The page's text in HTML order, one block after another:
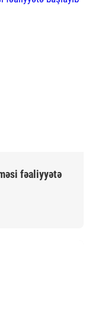
fəaliyyətə